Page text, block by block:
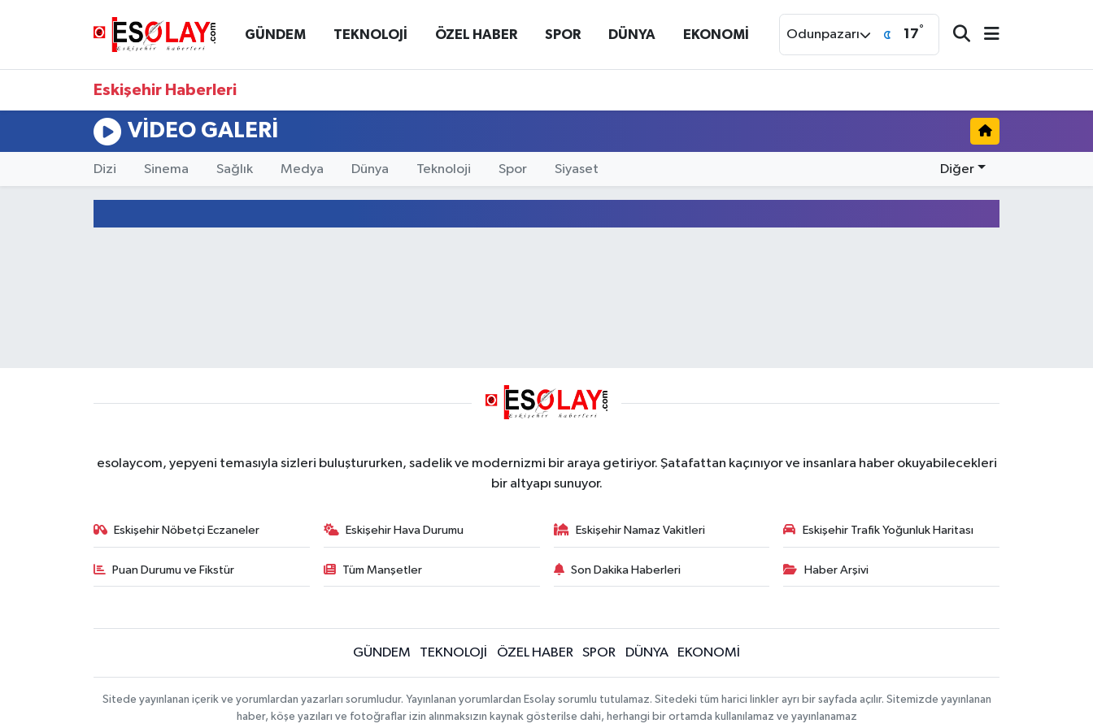
GÜNDEM TEKNOLOJİ ÖZEL HABER SPOR DÜNYA EKONOMİ Odunpazarı 17°
Eskişehir Haberleri
VIDEO GALERI
Dizi Sinema Sağlık Medya Dünya Teknoloji Spor Siyaset Diğer
esolaycom, yepyeni temasıyla sizleri buluştururken, sadelik ve modernizmi bir araya getiriyor. Şatafattan kaçınıyor ve insanlara haber okuyabilecekleri
bir altyapı sunuyor.
Eskişehir Nöbetçi Eczaneler Eskişehir Hava Durumu Eskişehir Namaz Vakitleri Eskişehir Trafik Yoğunluk Haritası
Puan Durumu ve Fikstür Tüm Manşetler Son Dakika Haberleri Haber Arşivi
GÜNDEM TEKNOLOJİ ÖZEL HABER SPOR DÜNYA EKONOMİ
Sitede yayınlanan içerik ve yorumlardan yazarları sorumludur. Yayınlanan yorumlardan Esolay sorumlu tutulamaz. Sitedeki tüm harici linkler ayrı bir sayfada açılır. Sitemizde yayınlanan
haber, köşe yazıları ve fotoğraflar izin alınmaksızın kaynak gösterilse dahi, herhangi bir ortamda kullanılamaz ve yayınlanamaz
Eskişehir Namaz Vakitleri
Eskişehir Trafik Yoğunluk Haritası
Süper Lig Puan Durumu ve Fikstür